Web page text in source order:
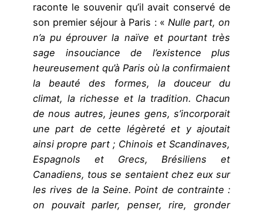
raconte le souvenir qu’il avait conservé de
son premier séjour à Paris : « Nulle part, on
n’a pu éprouver la naïve et pourtant très
sage insouciance de l’existence plus
heureusement qu’à Paris où la confirmaient
la beauté des formes, la douceur du
climat, la richesse et la tradition. Chacun
de nous autres, jeunes gens, s’incorporait
une part de cette légèreté et y ajoutait
ainsi propre part ; Chinois et Scandinaves,
Espagnols et Grecs, Brésiliens et
Canadiens, tous se sentaient chez eux sur
les rives de la Seine. Point de contrainte :
on pouvait parler, penser, rire, gronder